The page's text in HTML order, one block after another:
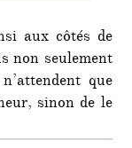
aux côtés de
non seulement
que
sinon de le